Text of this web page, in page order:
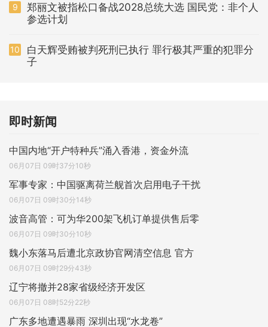
9
郑丽文被指松口备战2028总统大选 国民党：非个人
参选计划
10
白天辉受贿被判死刑已执行 罪行极其严重的犯罪分
子
即时新闻
中国内地“开户特种兵”涌入香港，资金外流
06月07日 09时37分10秒
军事专家：中国驱离荷兰舰首次启用电子干扰
06月07日 09时30分14秒
波音高管：可为华200架飞机订单提供售后零
06月07日 09时30分10秒
魏小东落马后遭北京政协官网清空信息 官方
06月07日 09时29分43秒
辽宁将撤并28家省级经济开发区
06月07日 08时52分22秒
广东多地遭遇暴雨 深圳出现“水龙卷”